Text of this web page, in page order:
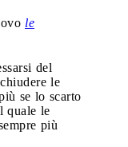
le
del
le
se lo scarto
quale le
più